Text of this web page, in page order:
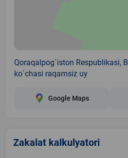
Qoraqalpog`iston Respublikasi,
ko`chasi raqamsiz uy
Google Maps
Zakalat kalkulyatori